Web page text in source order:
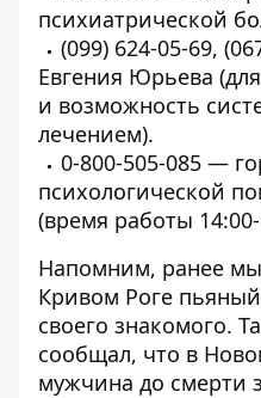
психиатрической
(099) 624-05-69,
Евгения Юрьева
и возможность
лечением).
0-800-505-085 —
психологической
(время работы
Напомним, ранее
Кривом Роге
своего знакомого.
сообщал, что в
мужчина до смерти